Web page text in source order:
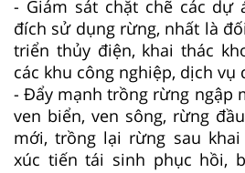
- Giám sát chặt chẽ các dự
đích sử dụng rừng, nhất là
triển thủy điện, khai thác
các khu công nghiệp, dịch vụ
- Đẩy mạnh trồng rừng ngập
ven biển, ven sông, rừng
mới, trồng lại rừng sau
xúc tiến tái sinh phục hồi,